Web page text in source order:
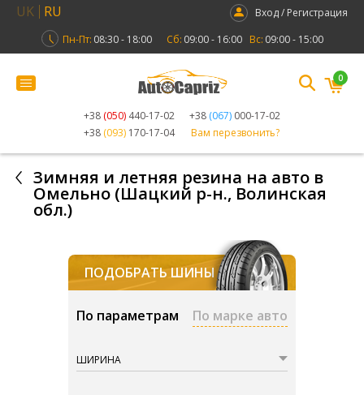
UK RU
Вход / Регистрация
Пн-Пт: 08:30 - 18:00 Сб: 09:00 - 16:00 Вс: 09:00 - 15:00
+38 (050) 440-17-02 +38 (067) 000-17-02
+38 (093) 170-17-04 Вам перезвонить?
0
Зимняя и летняя резина на авто в
Омельно (Шацкий р-н., Волинская
обл.)
ПОДОБРАТЬ ШИНЫ
По параметрам По марке авто
ШИРИНА